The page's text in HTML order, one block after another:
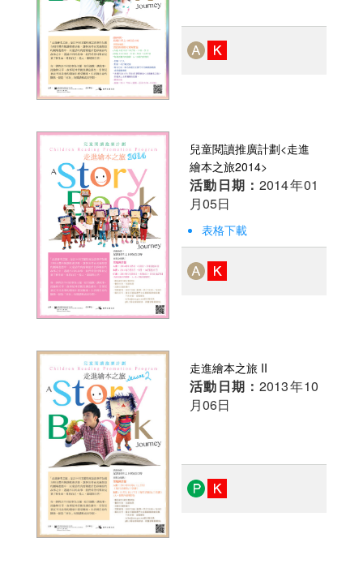
兒童閱讀推廣計劃<走進
繪本之旅2014>
活動日期：2014年01
月05日
表格下載
走進繪本之旅 II
活動日期：2013年10
月06日